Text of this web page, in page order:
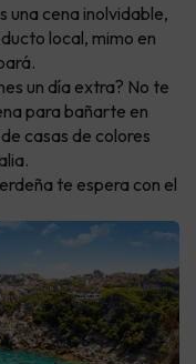
una cena inolvidable,
local, mimo en
un día extra? No te
para bañarte en
casas de colores
te espera con el